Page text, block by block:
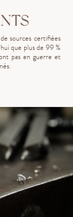
sources certifiées
que plus de 99 %
pas en guerre et